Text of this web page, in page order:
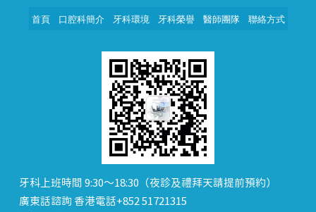
首頁 口腔科簡介 牙科環境 牙科榮譽 醫師團隊 聯絡方式
牙科上班時間 9:30～18:30（夜診及禮拜天請提前預約）
廣東話諮詢 香港電話+852 51721315